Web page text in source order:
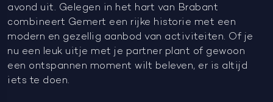
avond uit. Gelegen in het hart van Brabant
combineert Gemert een rijke historie met een
modern en gezellig aanbod van activiteiten. Of je
nu een leuk uitje met je partner plant of gewoon
een ontspannen moment wilt beleven, er is altijd
iets te doen.